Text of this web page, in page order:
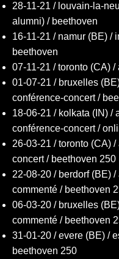
28-11-21 / louvain-la-
alumni) / beethoven
16-11-21 / namur (BE) /
beethoven
07-11-21 / toronto (CA)
01-07-21 / bruxelles
conférence-concert /
18-06-21 / kolkata (IN) /
conférence-concert /
26-03-21 / toronto (CA)
concert / beethoven 250
22-08-20 / berdorf (BE)
commenté / beethoven
06-03-20 / bruxelles
commenté / beethoven
31-01-20 / evere (BE) /
beethoven 250